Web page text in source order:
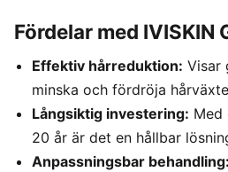
Fördelar med IVISKIN
Effektiv hårreduktion: Visar
minska och fördröja
Långsiktig investering: Med
20 år är det en hållbar
Anpassningsbar behandling: